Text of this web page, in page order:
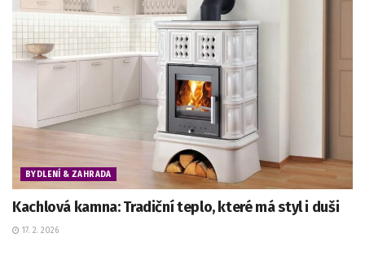
BYDLENÍ & ZAHRADA
Kachlová kamna: Tradiční teplo, které má styl i duši
17. 2. 2026